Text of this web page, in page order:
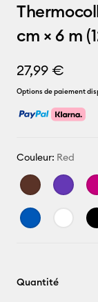
cm × 6 m
27,99 €
Options de paiement
Couleur: Red
Quantité